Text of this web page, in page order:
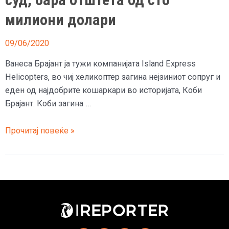
Дубровник
милиони долари
09/06/2020
Ванеса Брајант ја тужи компанијата Island Express
Helicopters, во чиј хеликоптер загина нејзиниот сопруг и
еден од најдобрите кошаркари во историјата, Коби
Брајант. Коби загина …
Вдовицата
Коби
на
Прочитај повеќе »